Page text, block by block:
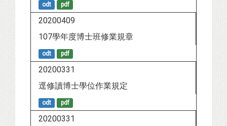
odt pdf
20200409
107學年度博士班修業規章
odt pdf
20200331
逕修讀博士學位作業規定
odt pdf
20200331